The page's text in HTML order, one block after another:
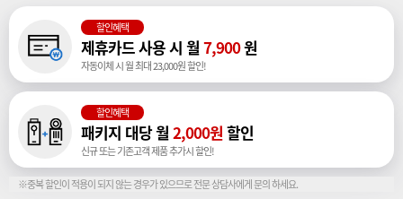
할인혜택
제휴카드 사용 시 월 7,900원
자동이체 시 월 최대 23,000원 할인!
할인혜택
패키지 대당 월 2,000원 할인
신규 또는 기존고객 제품 추가시 할인!
※중복 할인이 적용이 되지 않는 경우가 있으므로 전문 상담사에게 문의 하세요.